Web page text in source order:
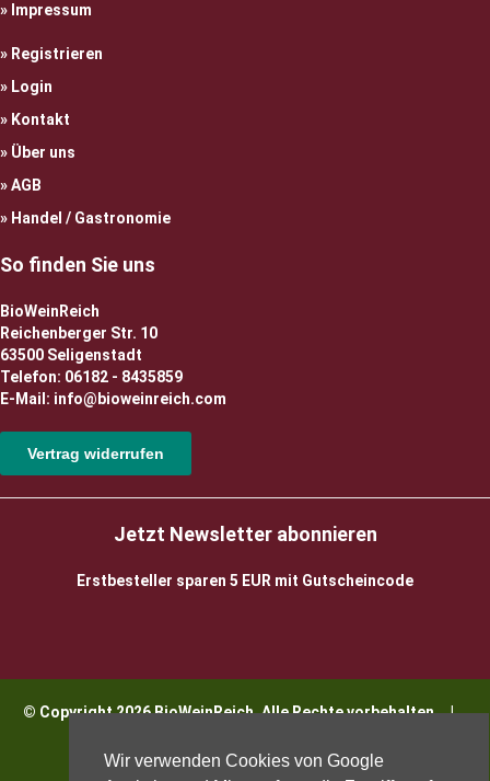
Wir verwenden Cookies von Google
Impressum
Registrieren
Login
Kontakt
Über uns
AGB
Handel / Gastronomie
So finden Sie uns
BioWeinReich
Reichenberger Str. 10
63500 Seligenstadt
Telefon: 06182 - 8435859
E-Mail: info@bioweinreich.com
Vertrag widerrufen
Jetzt Newsletter abonnieren
Erstbesteller sparen 5 EUR mit Gutscheincode
© Copyright 2026 BioWeinReich. Alle Rechte vorbehalten |